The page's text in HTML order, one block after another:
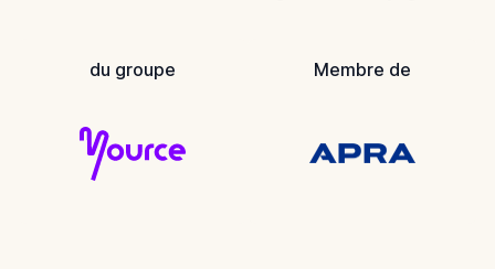
du groupe Membre de